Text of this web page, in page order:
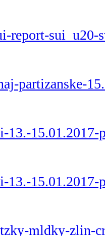
report-sui_u20-
partizanske-
13.-15.01.2017-
13.-15.01.2017-
mldky-zlin-